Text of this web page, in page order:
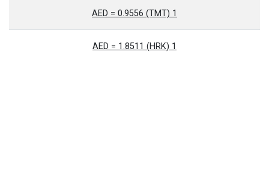
1 AED = 0.9556 (TMT)
1 AED = 1.8511 (HRK)